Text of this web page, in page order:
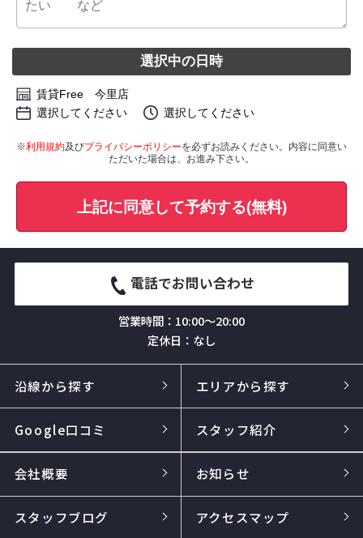
選択中の日時
賃貸Free 今里店
選択してください
選択してください
※利用規約及びプライバシーポリシーを必ずお読みください。内容に同意い
ただいた場合は、お進み下さい。
上記に同意して予約する(無料)
電話でお問い合わせ
営業時間：10:00～20:00
定休日：なし
沿線から探す エリアから探す
Google口コミ スタッフ紹介
会社概要 お知らせ
スタッフブログ アクセスマップ